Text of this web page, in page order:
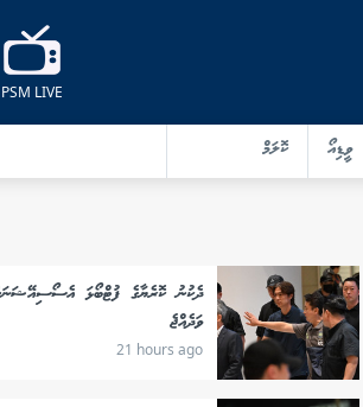
PSM LIVE
ވީޑިއޯ ކޮލަމް
ދެކުނު ކޮރެޔާގެ ފުޓްބޯޅަ
ވަދެއްޖެ
21 hours ago